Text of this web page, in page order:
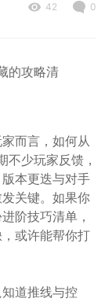
42 0
而言，如何从
不少玩家反馈，
本更迭与对手
关键。如果你
阶技巧清单，
或许能帮你打
道推线与控